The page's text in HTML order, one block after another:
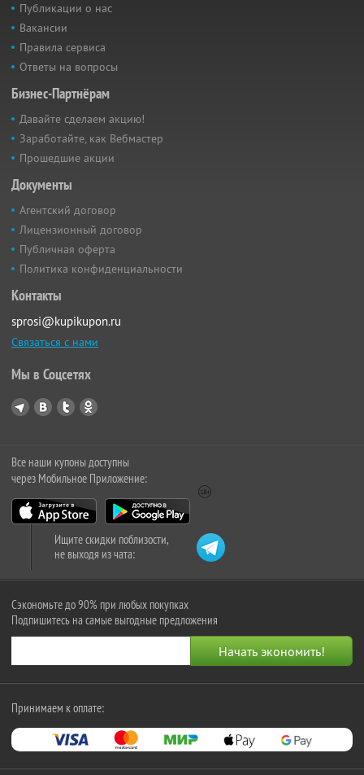
Публикации о нас
Вакансии
Правила сервиса
Ответы на вопросы
Бизнес-Партнёрам
Давайте сделаем акцию!
Заработайте, как Вебмастер
Прошедшие акции
Документы
Агентский договор
Лицензионный договор
Публичная оферта
Политика конфиденциальности
Контакты
sprosi@kupikupon.ru
Связаться с нами
Мы в Соцсетях
Все наши купоны доступны
через Мобильное Приложение:
Ищите скидки поблизости,
не выходя из чата:
Сэкономьте до 90% при любых покупках
Подпишитесь на самые выгодные предложения
Принимаем к оплате: